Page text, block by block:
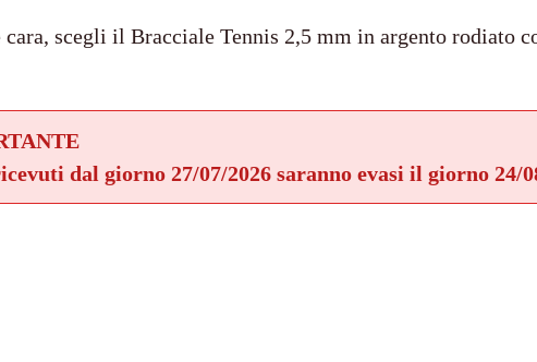
scegli il Bracciale Tennis 2,5 mm in argento rodiato
dal giorno 27/07/2026 saranno evasi il giorno 24/